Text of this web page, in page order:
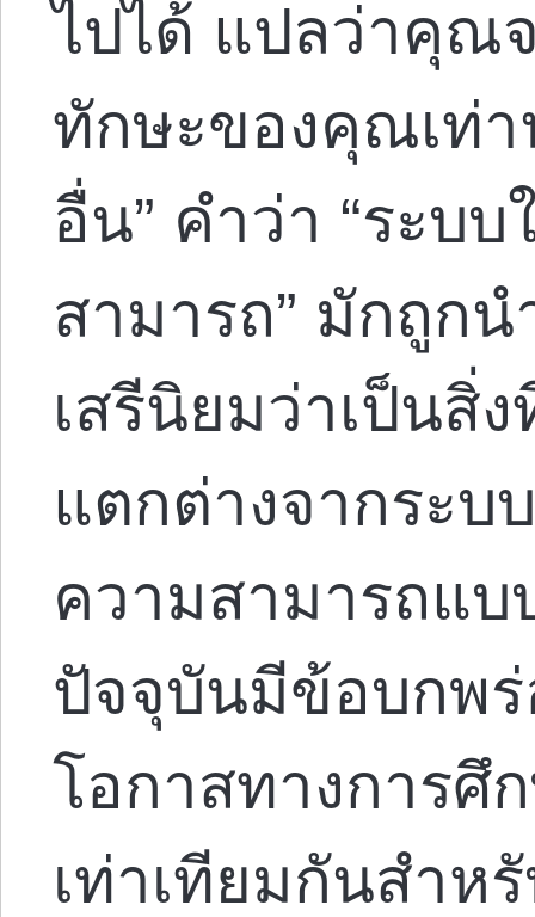
ไปได้ แปลว่าคุณ
ทักษะของคุณเท่
อื่น” คำว่า “ระบ
สามารถ” มักถูก
เสรีนิยมว่าเป็นสิ่
แตกต่างจากระ
ความสามารถแ
ปัจจุบันมีข้อบกพร่
โอกาสทางการศึ
เท่าเทียมกันสำห